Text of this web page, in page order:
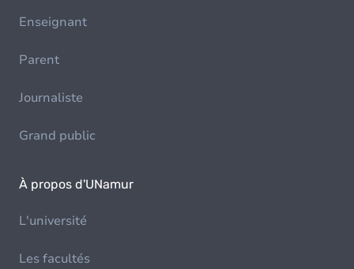
Enseignant
Parent
Journaliste
Grand public
À propos d'UNamur
L'université
Les facultés